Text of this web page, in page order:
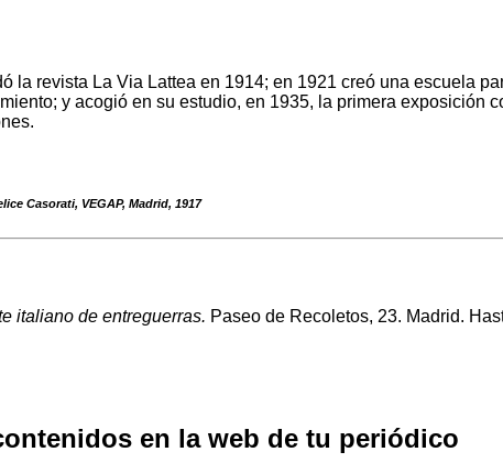
la revista La Via Lattea en 1914; en 1921 creó una escuela
y acogió en su estudio, en 1935, la primera exposición
Casorati, VEGAP, Madrid, 1917
italiano de entreguerras. Paseo de Recoletos, 23. Madrid.
en la web de tu periódico